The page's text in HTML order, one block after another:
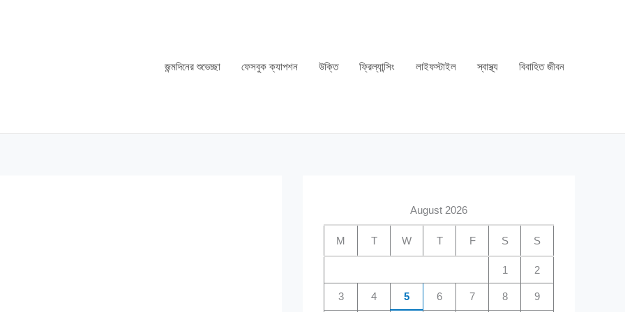
জন্মদিনের শুভেচ্ছা
ফেসবুক ক্যাপশন উক্তি ফ্রিল্যান্সিং লাইফস্টাইল স্বাস্থ্য বিবাহিত জীবন
August 2026
M T W T F S S
1 2
3 4 5 6 7 8 9